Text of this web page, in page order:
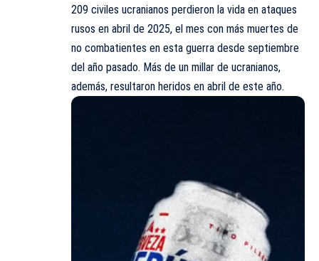
209 civiles ucranianos perdieron la vida en ataques
rusos en abril de 2025, el mes con más muertes de
no combatientes en esta guerra desde septiembre
del año pasado. Más de un millar de ucranianos,
además, resultaron heridos en abril de este año.